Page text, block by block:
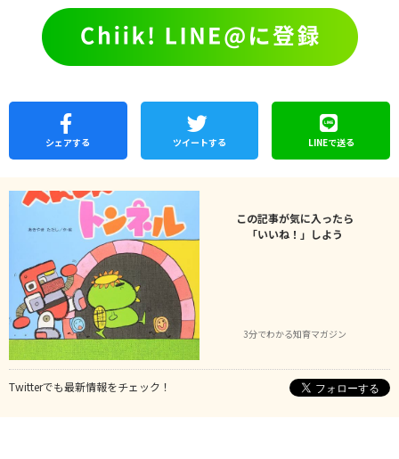
シェアする ツイートする LINEで送る
この記事が気に入ったら
「いいね！」しよう
3分でわかる知育マガジン
Twitterでも最新情報をチェック！